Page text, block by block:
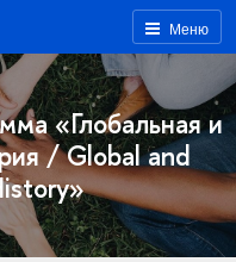
Меню
«Глобальная и
/ Global and